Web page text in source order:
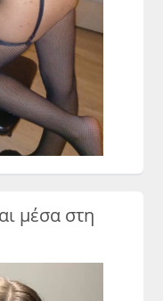
μέσα στη